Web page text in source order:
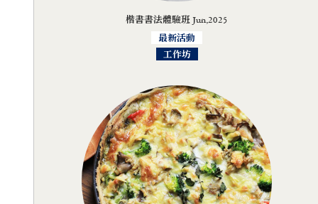
楷書書法體驗班 Jun,2025
最新活動
工作坊